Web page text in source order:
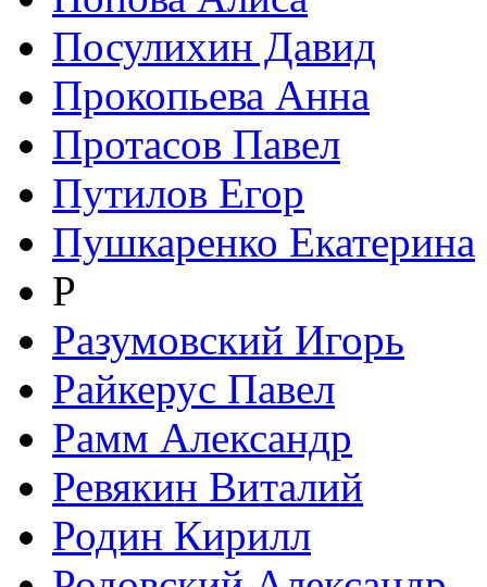
Посулихин Давид
Прокопьева Анна
Протасов Павел
Путилов Егор
Пушкаренко Екатерина
Р
Разумовский Игорь
Райкерус Павел
Рамм Александр
Ревякин Виталий
Родин Кирилл